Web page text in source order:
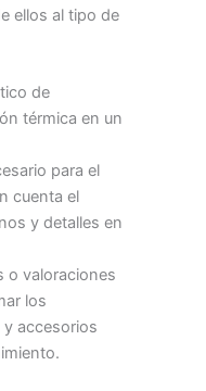
ellos al tipo de
de
térmica en un
para el
cuenta el
y detalles en
o valoraciones
los
accesorios